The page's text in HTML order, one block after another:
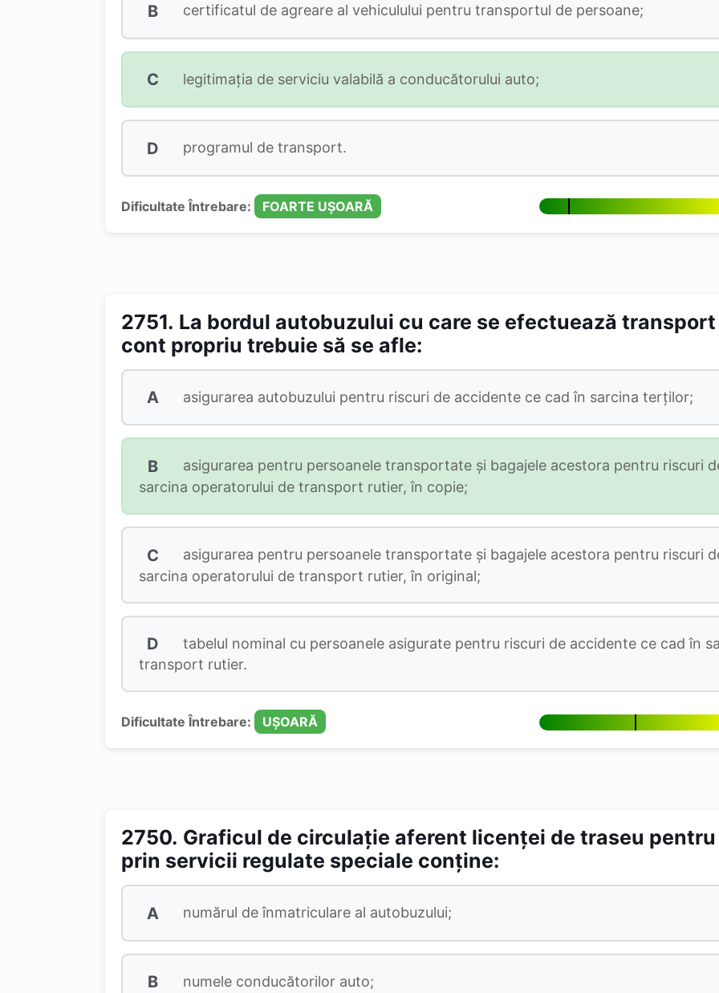
B certificatul de agreare al vehiculului pentru transportul de persoane;
C legitimaţia de serviciu valabilă a conducătorului auto;
D programul de transport.
Dificultate Întrebare: FOARTE UȘOARĂ
2751. La bordul autobuzului cu care se efectuează
cont propriu trebuie să se afle:
A asigurarea autobuzului pentru riscuri de accidente ce cad în sarcina terţilor;
B
asigurarea pentru persoanele transportate şi bagajele acestora pentru riscuri
sarcina operatorului de transport rutier, în copie;
C
asigurarea pentru persoanele transportate şi bagajele acestora pentru riscuri
sarcina operatorului de transport rutier, în original;
D
tabelul nominal cu persoanele asigurate pentru riscuri de accidente ce cad în
transport rutier.
Dificultate Întrebare: UȘOARĂ
2750. Graficul de circulaţie aferent licenţei de traseu
prin servicii regulate speciale conţine:
A numărul de înmatriculare al autobuzului;
B numele conducătorilor auto;